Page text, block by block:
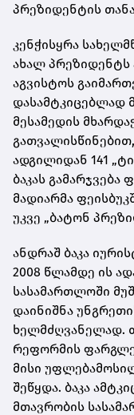
პრეზიდენტის
კენჭისყრა
ახალ პრეზიდენტს
აგვისტოს
დასამტკიცებლად
მესამედის
ადგილიდან 141
ბაკას
მადიარმა
უკვე „ბატონ
ანდრაშ ბაკა
2008 წლამდე ის
სასამართლოში
დაინიშნა
ხელმძღვანელად.
რეფორმის
მისი
შეწყდა. ბაკა
მთავრობის